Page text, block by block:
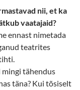
nii, et ka
vaatajaid?
ennast nimetada
teatrites
mingi tähendus
täna? Kui tõsiselt